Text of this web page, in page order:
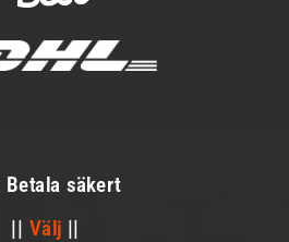
Betala säkert
|| Välj ||